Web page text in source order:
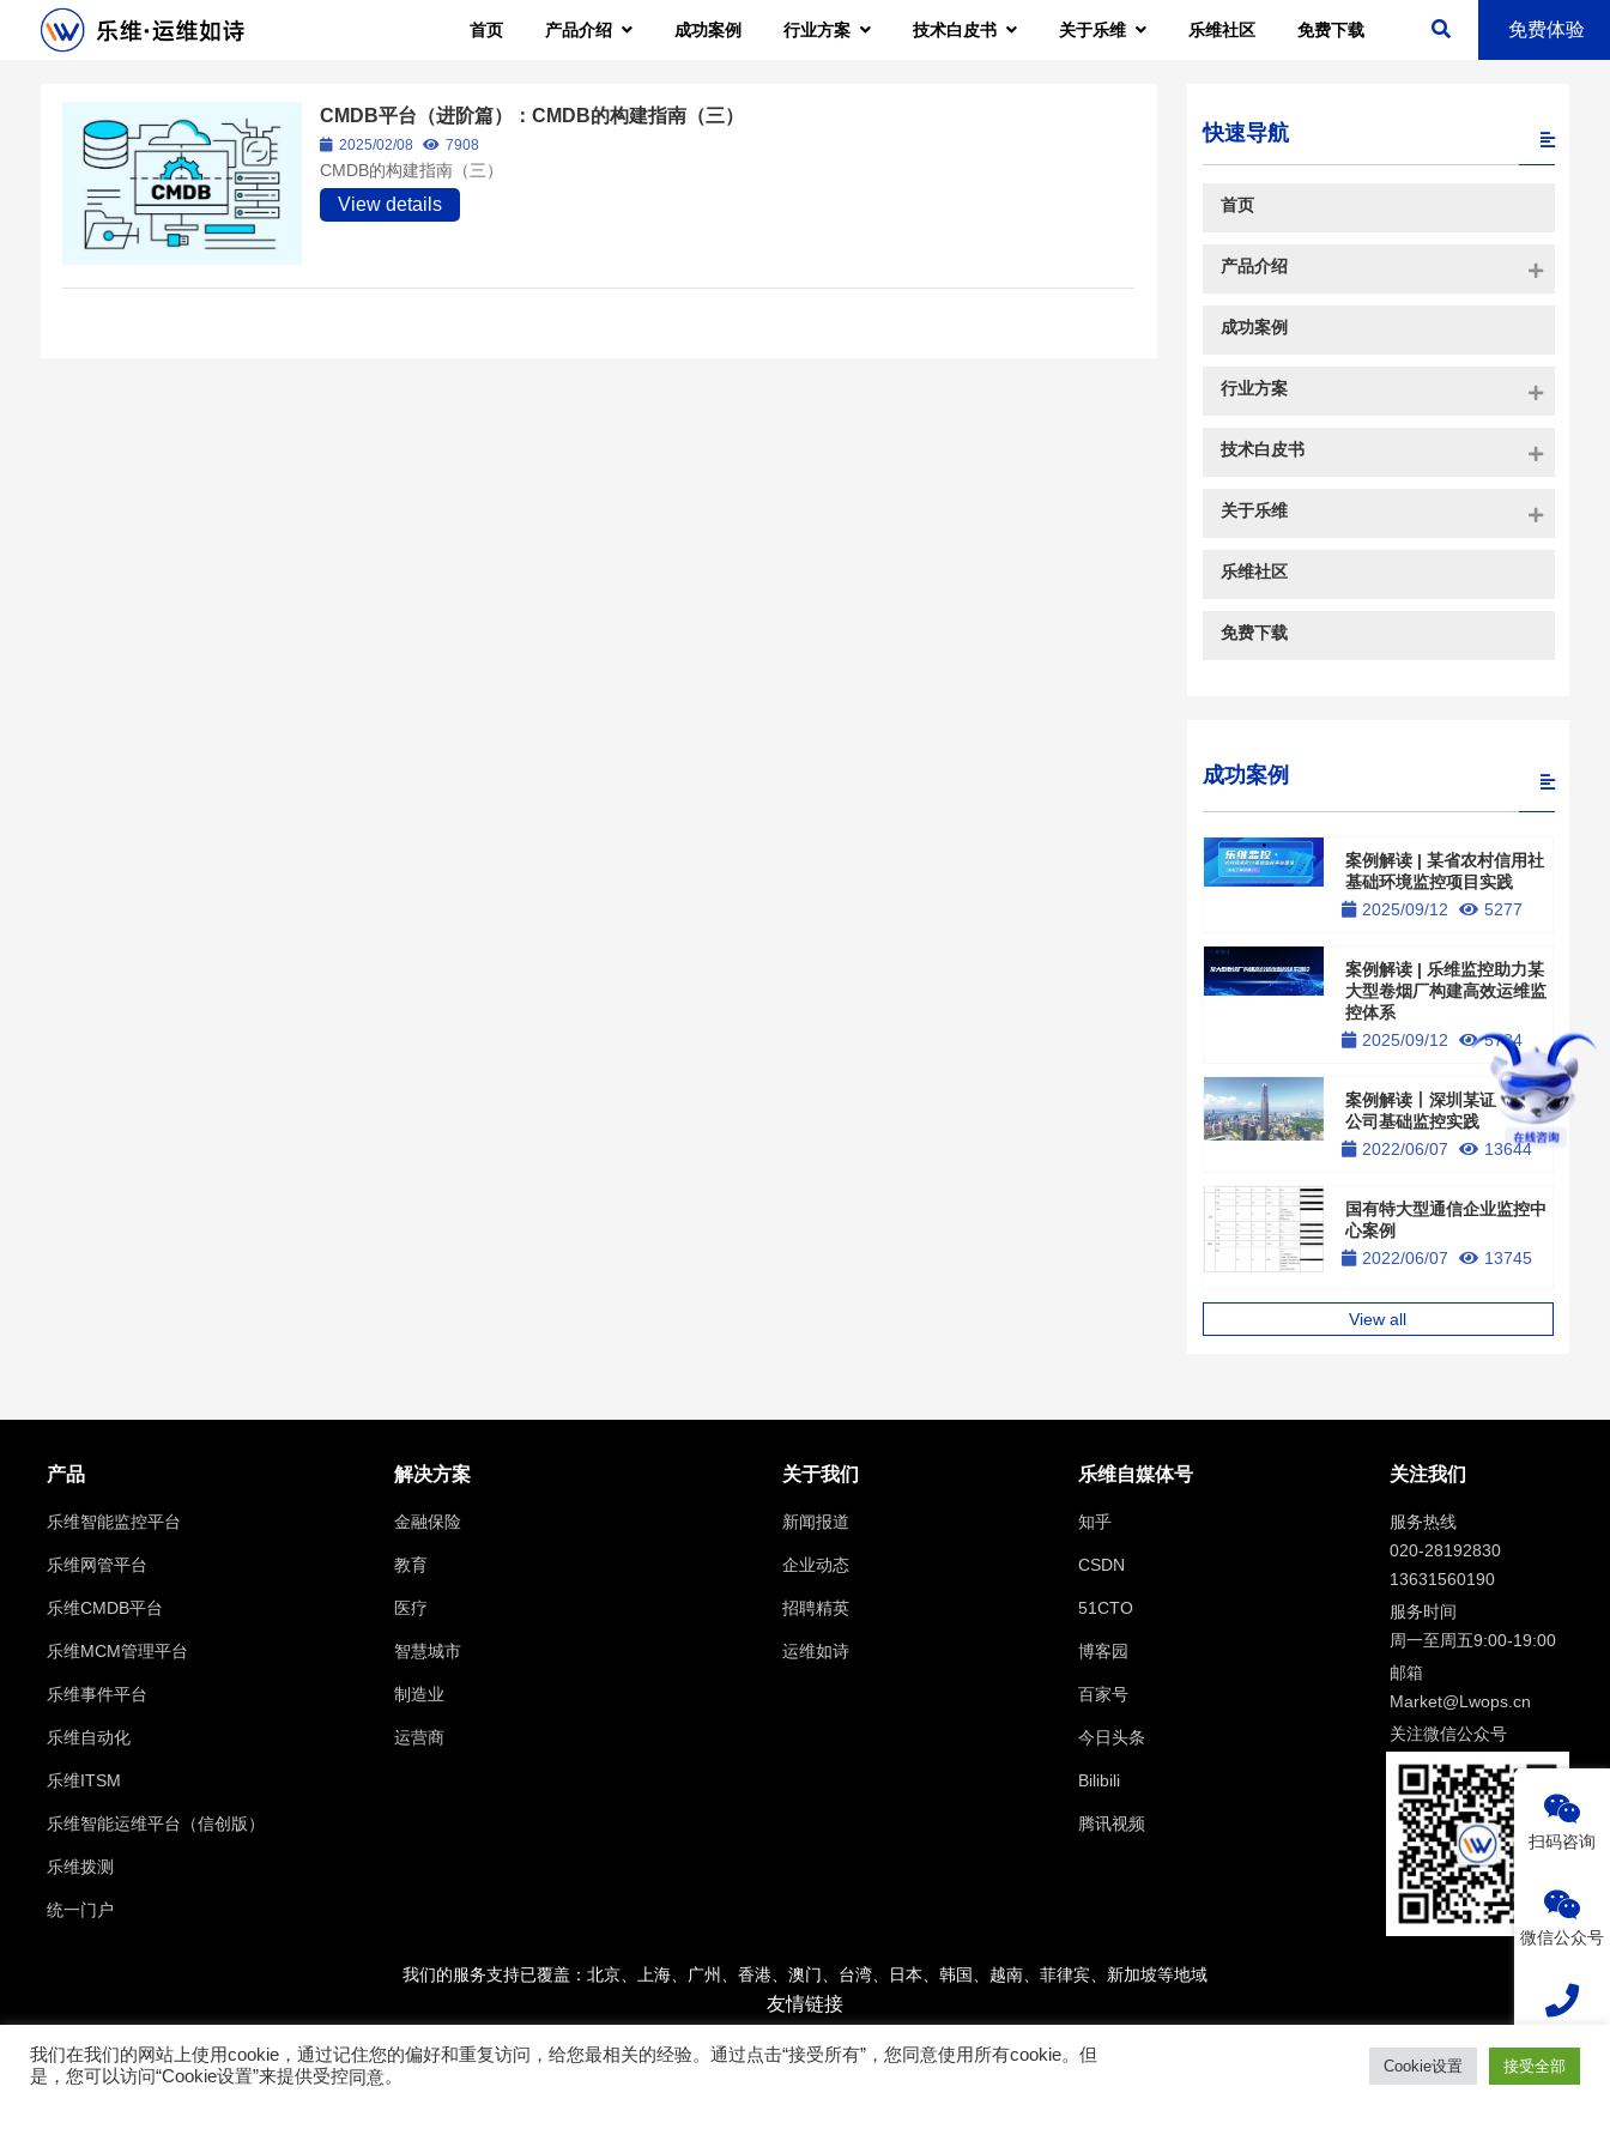
免费体验
首页 产品介绍 成功案例 行业方案 技术白皮书 关于乐维 乐维社区 免费下载
CMDB平台（进阶篇）：CMDB的构建指南（三）
2025/02/08 7908
CMDB的构建指南（三）
View details
快速导航
首页
产品介绍
成功案例
行业方案
技术白皮书
关于乐维
乐维社区
免费下载
成功案例
案例解读 | 某省农村信用社
基础环境监控项目实践
2025/09/12
5277
案例解读 | 乐维监控助力某
大型卷烟厂构建高效运维监
控体系
2025/09/12
5784
案例解读丨深圳某证券股份
公司基础监控实践
2022/06/07
13644
国有特大型通信企业监控中
心案例
2022/06/07
13745
View all
产品
乐维智能监控平台
乐维网管平台
乐维CMDB平台
乐维MCM管理平台
乐维事件平台
乐维自动化
乐维ITSM
乐维智能运维平台（信创版）
乐维拨测
统一门户
解决方案
金融保险
教育
医疗
智慧城市
制造业
运营商
关于我们
新闻报道
企业动态
招聘精英
运维如诗
乐维自媒体号
知乎
CSDN
51CTO
博客园
百家号
今日头条
Bilibili
腾讯视频
关注我们
服务热线
020-28192830
13631560190
服务时间
周一至周五9:00-19:00
邮箱
Market@Lwops.cn
关注微信公众号
我们的服务支持已覆盖：北京、上海、广州、香港、澳门、台湾、日本、韩国、越南、菲律宾、新加坡等地域
友情链接
我们在我们的网站上使用cookie，通过记住您的偏好和重复访问，给您最相关的经验。通过点击“接受所有”，您同意使用所有cookie。但
是，您可以访问“Cookie设置”来提供受控同意。
Cookie设置 接受全部
扫码咨询
微信公众号